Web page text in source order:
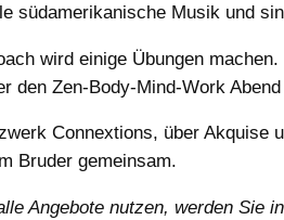
südamerikanische Musik und
wird einige Übungen
den Zen-Body-Mind-Work
Connextions, über Akquise
Bruder gemeinsam.
Angebote nutzen, werden Sie